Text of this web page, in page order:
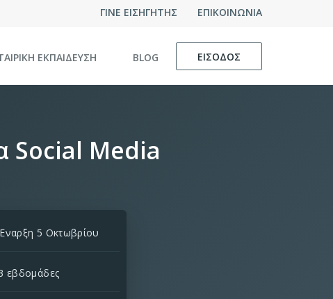
ΓΙΝΕ ΕΙΣΗΓΗΤΗΣ ΕΠΙΚΟΙΝΩΝΙΑ
ΕΙΣΟΔΟΣ
ΕΚΠΑΙΔΕΥΣΗ BLOG
Social Media
5 Οκτωβρίου
εβδομάδες